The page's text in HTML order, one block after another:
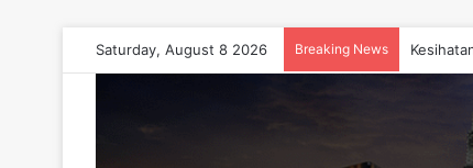
Saturday, August 8 2026 Breaking News